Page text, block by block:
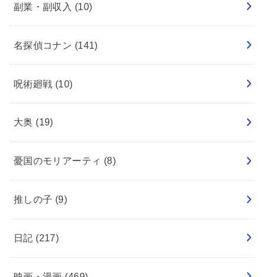
副業・副収入 (10)
名探偵コナン (141)
呪術廻戦 (10)
大奥 (19)
憂国のモリアーティ (8)
推しの子 (9)
日記 (217)